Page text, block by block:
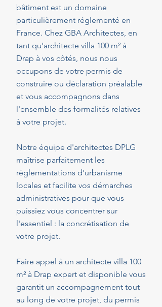
bâtiment est un domaine
particulièrement réglementé en
France. Chez GBA Architectes, en
tant qu'architecte villa 100 m² à
Drap à vos côtés, nous nous
occupons de votre permis de
construire ou déclaration préalable
et vous accompagnons dans
l'ensemble des formalités relatives
à votre projet.
Notre équipe d'architectes DPLG
maîtrise parfaitement les
réglementations d'urbanisme
locales et facilite vos démarches
administratives pour que vous
puissiez vous concentrer sur
l'essentiel : la concrétisation de
votre projet.
Faire appel à un architecte villa 100
m² à Drap expert et disponible vous
garantit un accompagnement tout
au long de votre projet, du permis